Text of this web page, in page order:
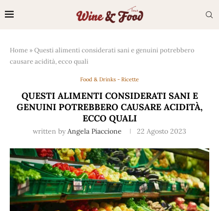
Home »Questi alimenti considerati sani e genuini potrebbero
causare acidità, ecco quali
Food & Drinks - Ricette
QUESTI ALIMENTI CONSIDERATI SANI E
GENUINI POTREBBERO CAUSARE ACIDITÀ,
ECCO QUALI
written by Angela Piaccione 22 Agosto 2023